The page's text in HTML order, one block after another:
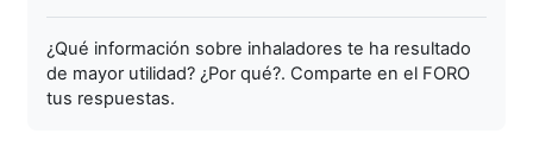
¿Qué información sobre inhaladores te ha resultado
de mayor utilidad? ¿Por qué?. Comparte en el FORO
tus respuestas.